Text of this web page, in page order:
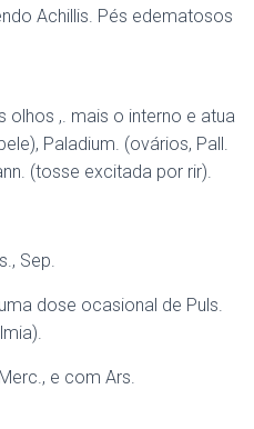
Achillis. Pés edematosos
olhos ,. mais o interno e atua
Paladium. (ovários, Pall.
(tosse excitada por rir).
Sep.
dose ocasional de Puls.
e com Ars.